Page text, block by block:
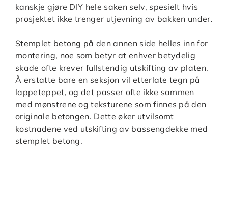
kanskje gjøre DIY hele saken selv, spesielt hvis
prosjektet ikke trenger utjevning av bakken under.
Stemplet betong på den annen side helles inn for
montering, noe som betyr at enhver betydelig
skade ofte krever fullstendig utskifting av platen.
Å erstatte bare en seksjon vil etterlate tegn på
lappeteppet, og det passer ofte ikke sammen
med mønstrene og teksturene som finnes på den
originale betongen. Dette øker utvilsomt
kostnadene ved utskifting av bassengdekke med
stemplet betong.